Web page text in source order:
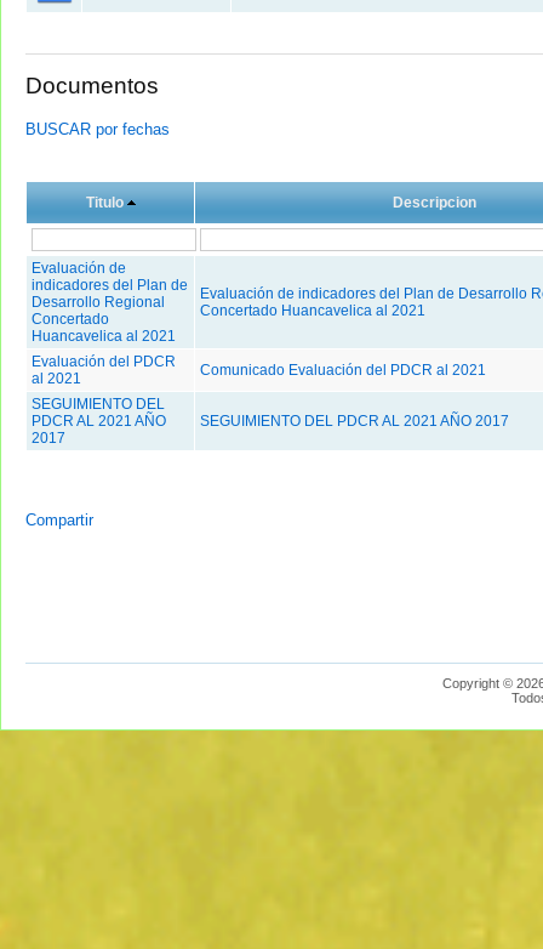
Documentos
BUSCAR por fechas
Titulo Descripcion
Evaluación de
indicadores del Plan de
Desarrollo Regional
Concertado
Huancavelica al 2021
Evaluación de indicadores del Plan de Desarrollo
Concertado Huancavelica al 2021
Evaluación del PDCR
al 2021
Comunicado Evaluación del PDCR al 2021
SEGUIMIENTO DEL
PDCR AL 2021 AÑO
2017
SEGUIMIENTO DEL PDCR AL 2021 AÑO 2017
Compartir
Copyright ©